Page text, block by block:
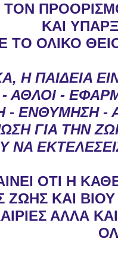
ΤΟΝ
ΚΑΙ
ΤΟ ΟΛΙΚΟ
Η ΠΑΙΔΕΙΑ
ΑΘΛΟΙ -
-ΕΝΘΥΜΗΣΗ -
ΓΙΑ ΤΗΝ
ΝΑ
ΟΤΙ Η
ΖΩΗΣ ΚΑΙ ΒΙΟΥ
ΑΛΛΑ